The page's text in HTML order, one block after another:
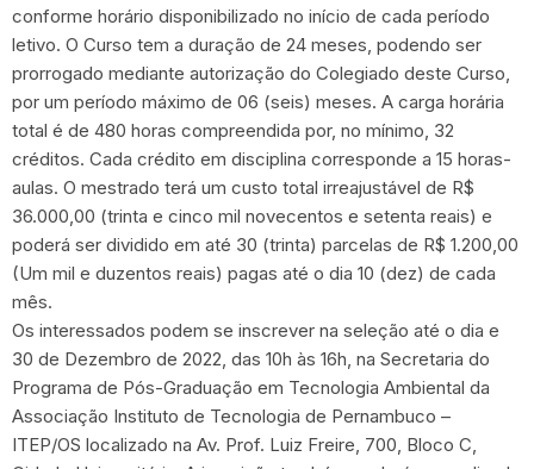
conforme horário disponibilizado no início de cada período
letivo. O Curso tem a duração de 24 meses, podendo ser
prorrogado mediante autorização do Colegiado deste Curso,
por um período máximo de 06 (seis) meses. A carga horária
total é de 480 horas compreendida por, no mínimo, 32
créditos. Cada crédito em disciplina corresponde a 15 horas-
aulas. O mestrado terá um custo total irreajustável de R$
36.000,00 (trinta e cinco mil novecentos e setenta reais) e
poderá ser dividido em até 30 (trinta) parcelas de R$ 1.200,00
(Um mil e duzentos reais) pagas até o dia 10 (dez) de cada
mês.
Os interessados podem se inscrever na seleção até o dia e
30 de Dezembro de 2022, das 10h às 16h, na Secretaria do
Programa de Pós-Graduação em Tecnologia Ambiental da
Associação Instituto de Tecnologia de Pernambuco –
ITEP/OS localizado na Av. Prof. Luiz Freire, 700, Bloco C,